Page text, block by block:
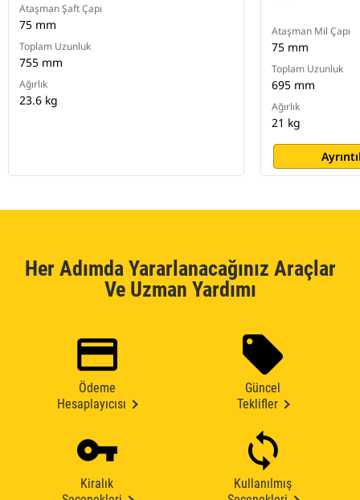
Ataşman Şaft Çapı
75 mm
Toplam Uzunluk
755 mm
Ağırlık
23.6 kg
Ataşman Mil Çapı
75 mm
Toplam Uzunluk
695 mm
Ağırlık
21 kg
Her Adımda Yararlanacağınız Araçlar
Ve Uzman Yardımı
Ödeme
Hesaplayıcısı
Güncel
Teklifler
Kiralık
Kullanılmış